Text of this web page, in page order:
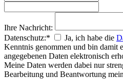
Ihre Nachricht:
Datenschutz:*
Ja, ich habe die
Kenntnis genommen und bin damit
angegebenen Daten elektronisch
Meine Daten werden dabei nur
Bearbeitung und Beantwortung